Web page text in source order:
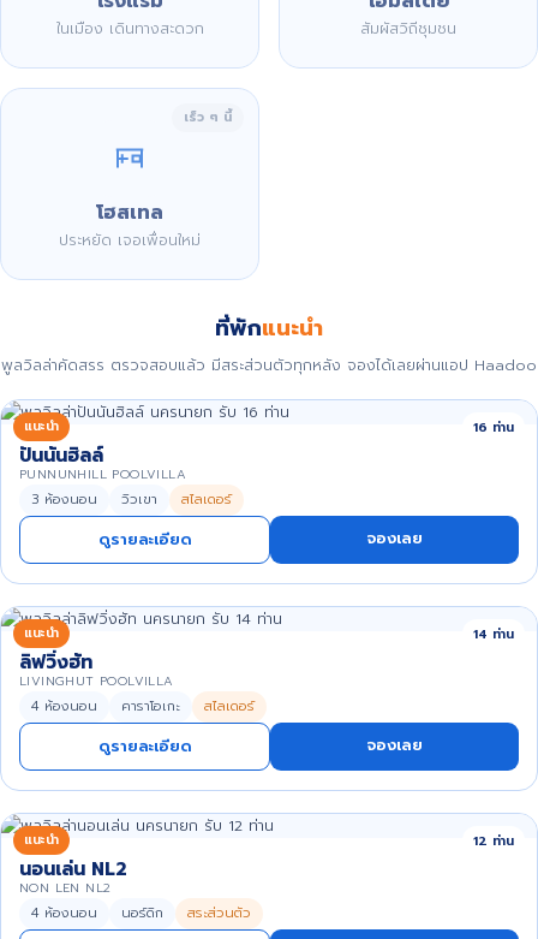
ในเมือง เดินทางสะดวก สัมผัสวิถีชุมชน
เร็ว ๆ นี้
โฮสเทล
ประหยัด เจอเพื่อนใหม่
ที่พักแนะนำ
พูลวิลล่าคัดสรร ตรวจสอบแล้ว มีสระส่วนตัวทุกหลัง จองได้เลยผ่านแอป Haadoo
แนะนำ 16 ท่าน
ปันนันฮิลล์
PUNNUNHILL POOLVILLA
3 ห้องนอน วิวเขา สไลเดอร์
ดูรายละเอียด จองเลย
แนะนำ 14 ท่าน
ลิฟวิ่งฮัท
LIVINGHUT POOLVILLA
4 ห้องนอน คาราโอเกะ สไลเดอร์
ดูรายละเอียด จองเลย
แนะนำ 12 ท่าน
นอนเล่น NL2
NON LEN NL2
4 ห้องนอน นอร์ดิก สระส่วนตัว